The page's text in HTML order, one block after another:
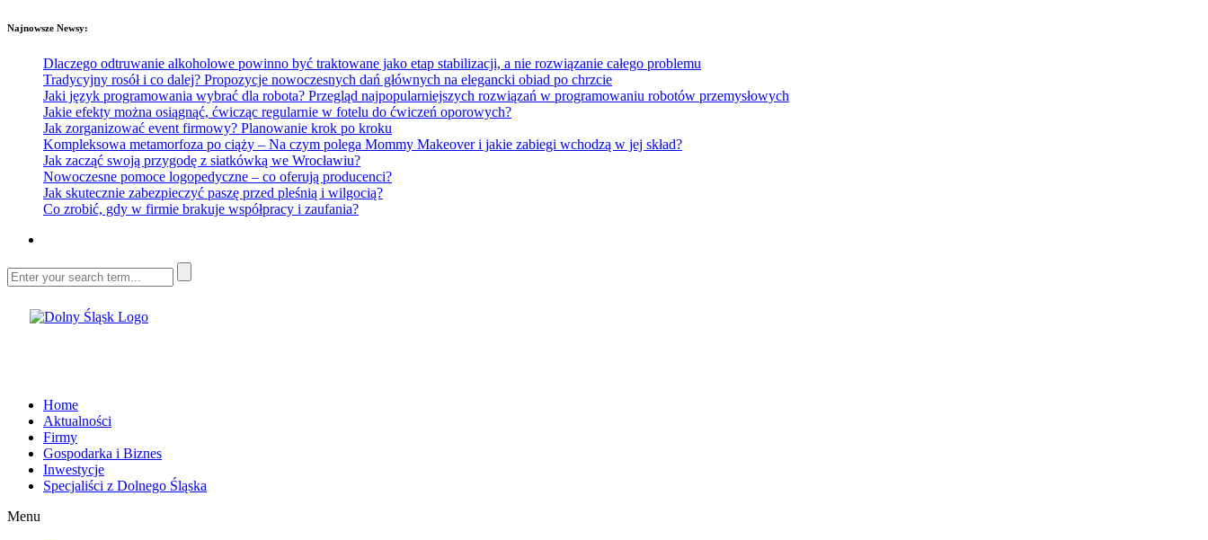
Najnowsze Newsy:
Dlaczego odtruwanie alkoholowe powinno być traktowane jako etap stabilizacji, a nie rozwiązanie całego problemu
Tradycyjny rosół i co dalej? Propozycje nowoczesnych dań głównych na elegancki obiad po chrzcie
Jaki język programowania wybrać dla robota? Przegląd najpopularniejszych rozwiązań w programowaniu robotów przemysłowych
Jakie efekty można osiągnąć, ćwicząc regularnie w fotelu do ćwiczeń oporowych?
Jak zorganizować event firmowy? Planowanie krok po kroku
Kompleksowa metamorfoza po ciąży – Na czym polega Mommy Makeover i jakie zabiegi wchodzą w jej skład?
Jak zacząć swoją przygodę z siatkówką we Wrocławiu?
Nowoczesne pomoce logopedyczne – co oferują producenci?
Jak skutecznie zabezpieczyć paszę przed pleśnią i wilgocią?
Co zrobić, gdy w firmie brakuje współpracy i zaufania?
Home
Aktualności
Firmy
Gospodarka i Biznes
Inwestycje
Specjaliści z Dolnego Śląska
Menu